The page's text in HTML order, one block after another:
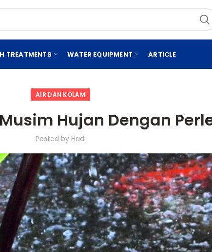
TREATMENTS WATER EQUIPMENT ARTICLE
AIR DAN KOLAM
Hujan Dengan
Posted by Hadi